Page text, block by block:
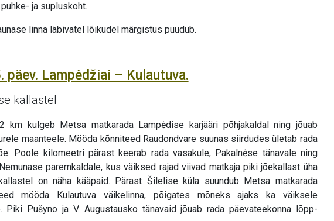
ja supluskoht.
linna läbivatel lõikudel märgistus puudub.
päev. Lampėdžiai – Kulautuva.
kallastel
km kulgeb Metsa matkarada Lampėdise karjääri põhjakaldal ning jõuab
maanteele. Mööda kõnniteed Raudondvare suunas siirdudes ületab rada
Poole kilomeetri pärast keerab rada vasakule, Pakalnėse tänavale ning
paremkaldale, kus väiksed rajad viivad matkaja piki jõekallast üha
on näha kääpaid. Pärast Šilelise küla suundub Metsa matkarada
mööda Kulautuva väikelinna, põigates mõneks ajaks ka väiksele
Piki Pušyno ja V. Augustausko tänavaid jõuab rada päevateekonna lõpp-